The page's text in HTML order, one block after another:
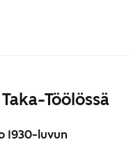
Töölössä
1930-luvun